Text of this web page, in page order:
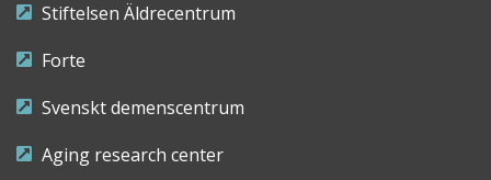
Stiftelsen Äldrecentrum
Forte
Svenskt demenscentrum
Aging research center